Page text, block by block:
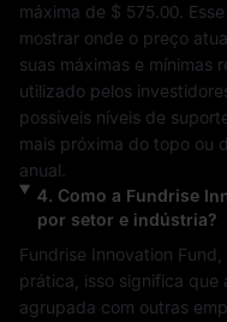
máxima de $ 575.00 .
mostrar onde o preço
suas máximas e mínimas
utilizado pelos
possíveis níveis de
mais próxima do topo ou
anual.
4. Como a Fundrise
por setor e indústria?
Fundrise Innovation Fund,
prática, isso significa que
agrupada com outras